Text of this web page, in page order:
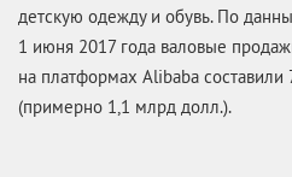
детскую одежду и обувь. По
1 июня 2017 года валовые
на платформах Alibaba
(примерно 1,1 млрд долл.).